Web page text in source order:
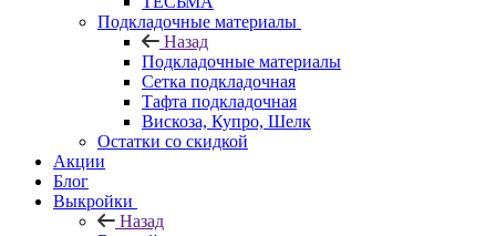
Подкладочные материалы
Назад
Подкладочные материалы
Сетка подкладочная
Тафта подкладочная
Вискоза, Купро, Шелк
Остатки со скидкой
Акции
Блог
Выкройки
Назад